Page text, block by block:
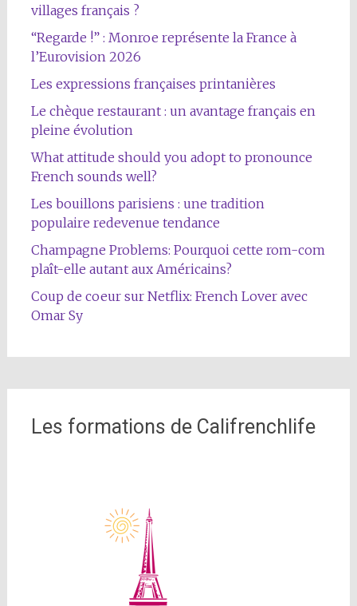
villages français ?
“Regarde !” : Monroe représente la France à
l’Eurovision 2026
Les expressions françaises printanières
Le chèque restaurant : un avantage français en
pleine évolution
What attitude should you adopt to pronounce
French sounds well?
Les bouillons parisiens : une tradition
populaire redevenue tendance
Champagne Problems: Pourquoi cette rom-com
plaît-elle autant aux Américains?
Coup de coeur sur Netflix: French Lover avec
Omar Sy
Les formations de Califrenchlife